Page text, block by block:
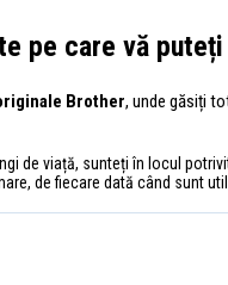
pe care vă puteți
Brother, unde găsiți
de viață, sunteți în locul
de fiecare dată când sunt